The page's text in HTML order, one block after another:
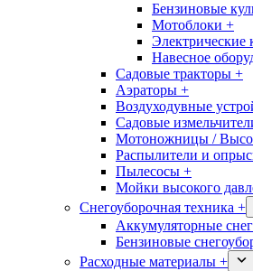
Бензиновые
Мотоблоки +
Электрические
Навесное
Садовые тракторы +
Аэраторы +
Воздуходувные
Садовые
Мотоножницы /
Распылители и
Пылесосы +
Мойки высокого
Снегоуборочная техника +
Аккумуляторные
Бензиновые
Расходные материалы +